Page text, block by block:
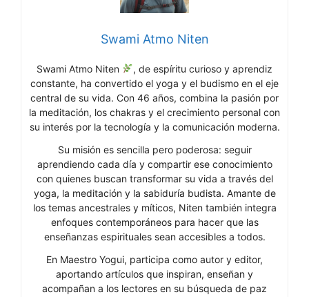
Swami Atmo Niten
Swami Atmo Niten
, de espíritu curioso y aprendiz
constante, ha convertido el yoga y el budismo en el eje
central de su vida. Con 46 años, combina la pasión por
la meditación, los chakras y el crecimiento personal con
su interés por la tecnología y la comunicación moderna.
Su misión es sencilla pero poderosa: seguir
aprendiendo cada día y compartir ese conocimiento
con quienes buscan transformar su vida a través del
yoga, la meditación y la sabiduría budista. Amante de
los temas ancestrales y míticos, Niten también integra
enfoques contemporáneos para hacer que las
enseñanzas espirituales sean accesibles a todos.
En Maestro Yogui, participa como autor y editor,
aportando artículos que inspiran, enseñan y
acompañan a los lectores en su búsqueda de paz